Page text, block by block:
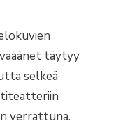
täytyy
selkeä
verrattuna.